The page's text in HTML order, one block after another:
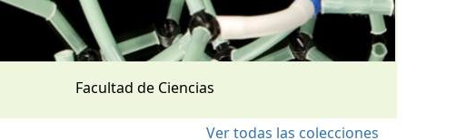
Facultad de Ciencias
Ver todas las colecciones